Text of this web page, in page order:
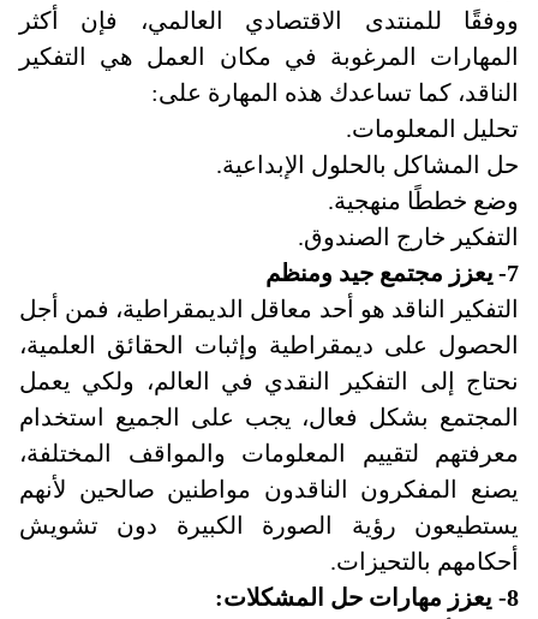
ووفقًا للمنتدى الاقتصادي العالمي، فإن أكثر
المهارات المرغوبة في مكان العمل هي التفكير
الناقد، كما تساعدك هذه المهارة على:
تحليل المعلومات.
حل المشاكل بالحلول الإبداعية.
وضع خططًا منهجية.
التفكير خارج الصندوق.
7
- يعزز مجتمع جيد ومنظم
التفكير الناقد هو أحد معاقل الديمقراطية، فمن أجل
الحصول على ديمقراطية وإثبات الحقائق العلمية،
نحتاج إلى التفكير النقدي في العالم، ولكي يعمل
المجتمع بشكل فعال، يجب على الجميع استخدام
معرفتهم لتقييم المعلومات والمواقف المختلفة،
يصنع المفكرون الناقدون مواطنين صالحين لأنهم
يستطيعون رؤية الصورة الكبيرة دون تشويش
أحكامهم بالتحيزات.
8- يعزز مهارات حل المشكلات: